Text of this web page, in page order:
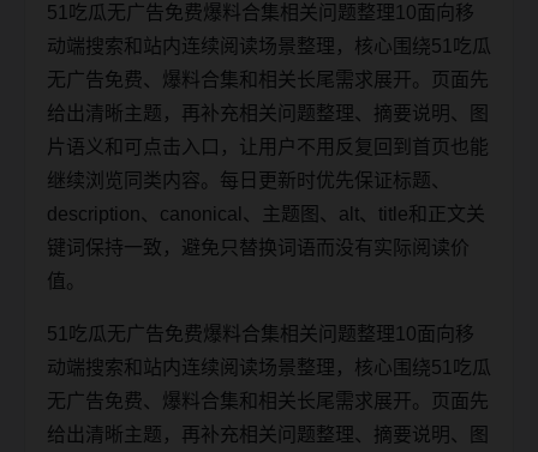
51吃瓜无广告免费爆料合集相关问题整理10面向移
动端搜索和站内连续阅读场景整理，核心围绕51吃瓜
无广告免费、爆料合集和相关长尾需求展开。页面先
给出清晰主题，再补充相关问题整理、摘要说明、图
片语义和可点击入口，让用户不用反复回到首页也能
继续浏览同类内容。每日更新时优先保证标题、
description、canonical、主题图、alt、title和正文关
键词保持一致，避免只替换词语而没有实际阅读价
值。
51吃瓜无广告免费爆料合集相关问题整理10面向移
动端搜索和站内连续阅读场景整理，核心围绕51吃瓜
无广告免费、爆料合集和相关长尾需求展开。页面先
给出清晰主题，再补充相关问题整理、摘要说明、图